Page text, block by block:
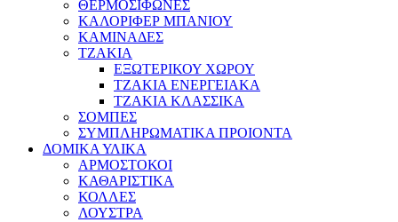
ΘΕΡΜΟΣΙΦΩΝΕΣ
ΚΑΛΟΡΙΦΕΡ ΜΠΑΝΙΟΥ
ΚΑΜΙΝΑΔΕΣ
ΤΖΑΚΙΑ
ΕΞΩΤΕΡΙΚΟΥ ΧΩΡΟΥ
ΤΖΑΚΙΑ ΕΝΕΡΓΕΙΑΚΑ
ΤΖΑΚΙΑ ΚΛΑΣΣΙΚΑ
ΣΟΜΠΕΣ
ΣΥΜΠΛΗΡΩΜΑΤΙΚΑ ΠΡΟΙΟΝΤΑ
ΔΟΜΙΚΑ ΥΛΙΚΑ
ΑΡΜΟΣΤΟΚΟΙ
ΚΑΘΑΡΙΣΤΙΚΑ
ΚΟΛΛΕΣ
ΛΟΥΣΤΡΑ